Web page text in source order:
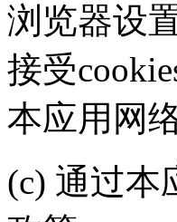
浏览器设
接受
本应用网
(c) 通过本